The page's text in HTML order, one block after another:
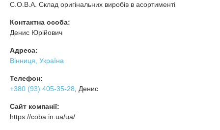
С.О.В.А. Склад оригінальних виробів в асортименті
Контактна особа:
Денис Юрійович
Адреса:
Вінниця, Україна
Телефон:
+380 (93) 405-35-28 , Денис
Сайт компанії:
https://coba.in.ua/ua/